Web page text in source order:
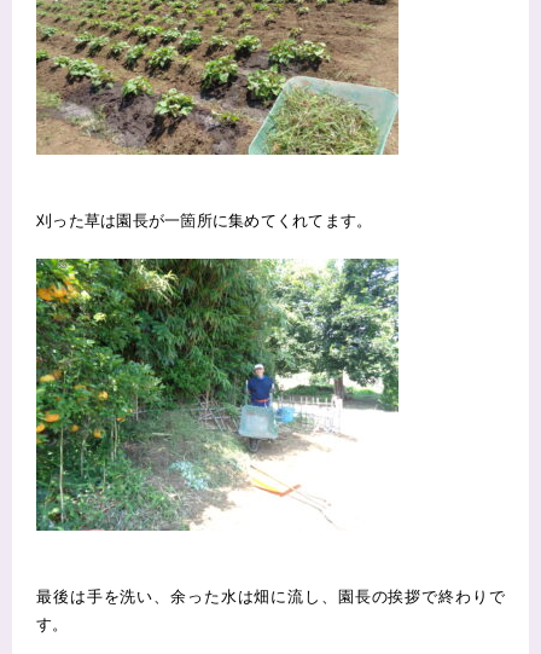
刈った草は園長が一箇所に集めてくれてます。
最後は手を洗い、余った水は畑に流し、園長の挨拶で終わりで
す。